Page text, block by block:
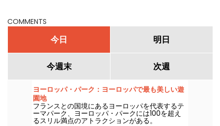
COMMENTS
今日 明日
今週末 次週
ヨーロッパ・パーク：ヨーロッパで最も美しい遊
園地
フランスとの国境にあるヨーロッパを代表するテ
ーマパーク、ヨーロッパ・パークには100を超え
るスリル満点のアトラクションがある。